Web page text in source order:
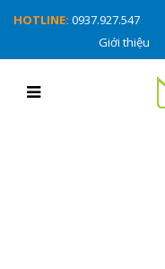
HOTLINE: 0937.927.547
Giới thiệu